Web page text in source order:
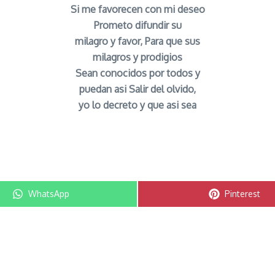
Si me favorecen con mi deseo
Prometo difundir su
milagro y favor, Para que sus
milagros y prodigios
Sean conocidos por todos y
puedan asi Salir del olvido,
yo lo decreto y que asi sea
Compartir en
WhatsApp Compartir en
Pinterest